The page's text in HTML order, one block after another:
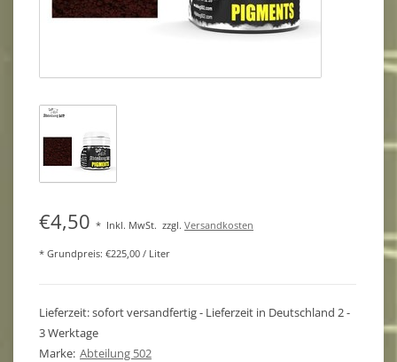
€4,50 * Inkl. MwSt. zzgl. Versandkosten
* Grundpreis: €225,00 / Liter
Lieferzeit: sofort versandfertig - Lieferzeit in Deutschland 2 -
3 Werktage
Marke: Abteilung 502